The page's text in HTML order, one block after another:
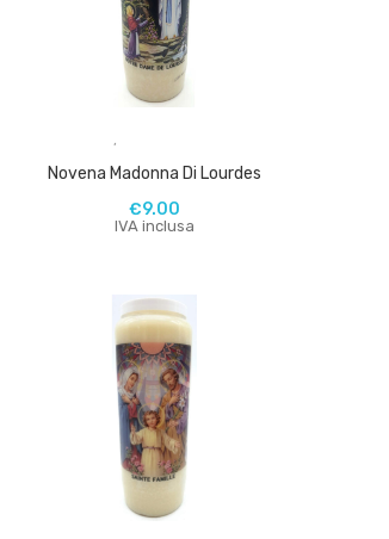
,
Novena Madonna Di Lourdes
€9.00
IVA inclusa